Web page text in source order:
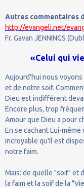
Autres commentaires
http://evangeli.net/
Fr. Gavan JENNINGS
«Celui qui
Aujourd'hui nous
et de notre soif.
Dieu est indifférent
Encore plus, trop
Amour que Dieu a pour
En se cachant Lui-
incroyable qu'Il est
notre faim.
Mais: de quelle "soif" et
la faim et la soif de la